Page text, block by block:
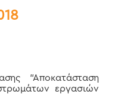
“Αποκατάσταση
εργασιών